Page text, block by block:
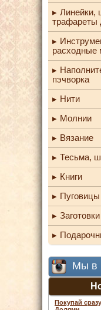
Линейки,
трафареты
расходные
пэчворка
Нити
Молнии
Вязание
Тесьма,
Книги
Пуговицы
Заготовки
Мы в
Покупай